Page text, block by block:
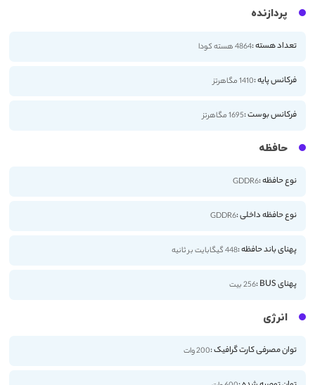
پردازنده
تعداد هسته :4864 هسته کودا
فرکانس پایه :1410 مگاهرتز
فرکانس بوست :1695 مگاهرتز
حافظه
نوع حافظه :GDDR6
نوع حافظه داخلی :GDDR6
پهنای باند حافظه :448 گیگابایت بر ثانیه
پهنای BUS : 256 بیت
انرژی
توان مصرفی کارت گرافیک :200 وات